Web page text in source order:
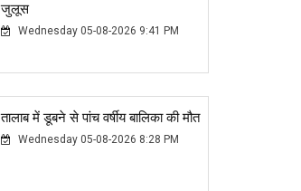
जुलूस
Wednesday 05-08-2026 9:41 PM
तालाब में डूबने से पांच वर्षीय बालिका की मौत
Wednesday 05-08-2026 8:28 PM